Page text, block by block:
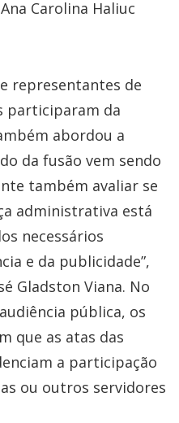
Carolina Haliuc
representantes de
participaram da
abordou a
da fusão vem sendo
também avaliar se
administrativa está
necessários
e da publicidade”,
Gladston Viana. No
pública, os
que as atas das
a participação
ou outros servidores